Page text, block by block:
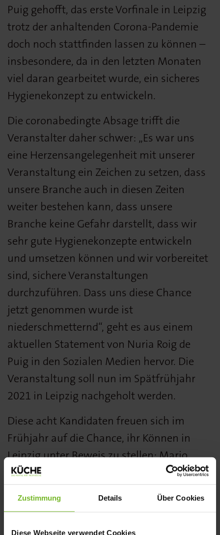
Zustimmung Details Über Cookies
Diese Webseite verwendet Cookies
Puig gehofft, das erste Vorfinale in Leipzig
trotz der anhaltenden Corona-Pandemie
doch noch stattfinden lassen zu können –
insbesondere, da in den letzten Monaten
viel daran gearbeitet wurde, ein sicheres
Hygienekonzept zu entwickeln.
Die coronabedingte Absage trifft die
Veranstalter daher schwer: „Es war uns
eine Herzensangelegenheit mit unserer
Veranstaltung ein Zeichen zu setzen, dass
unsere Branche auch in diesen Zeiten
weiter bestehen kann, dass unsere
Branche keine Gefahr darstellt, dass wir
sehr gute Hygienekonzepte entwickeln
und umsetzen können und wir vorbereitet
sind, sichere Veranstaltungen
durchzuführen. Dass uns diese Chance
jetzt genommen wurde ist
niederschmetternd“, geht es aus einem
aktuellen Statement von Nuria Roig de
Puig in den Sozialen Medien hervor. Die
Veranstaltung soll nun im Spätfrühjahr
2021 in Leipzig nachgeholt werden.
Diese acht Kandidaten freuen sich im
Frühjahr auf die Chance, ihr Können in
Leipzig unter Beweis zu stellen: Mario
Aliberti (Restaurant IVY im Boutique Hotel
133, Karlsruhe), Marvin Böhm (Restaurant
Aqua***, Wolfsburg), Paul Decker